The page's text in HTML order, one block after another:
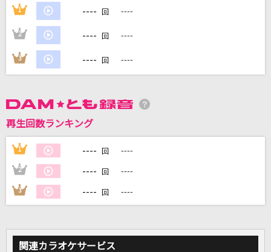
カラオケをもっと楽しもう！
自宅でカラオケ歌い放題！
家族や友達と一緒に！練習にも！
1 ---- 回 ----
2 ---- 回 ----
3 ---- 回 ----
再生回数ランキング
1 ---- 回 ----
2 ---- 回 ----
3 ---- 回 ----
関連カラオケサービス